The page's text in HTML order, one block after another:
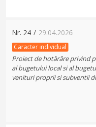
Nr. 24 / 29.04.2026
Caracter individual
Proiect de hotărâre privind
al bugetului local si al
venituri proprii si subventii